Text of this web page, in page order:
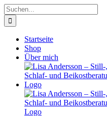
Zum
Inhalt
springen
Suche
nach:
Startseite
Shop
Über mich